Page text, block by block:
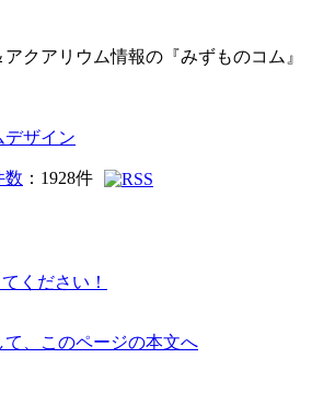
クアリウム情報の『みずものコム』
数 ： 1928件
て、このページの本文へ